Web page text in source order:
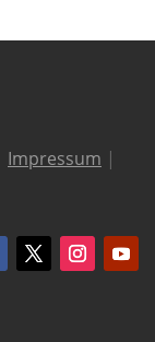
Impressum |